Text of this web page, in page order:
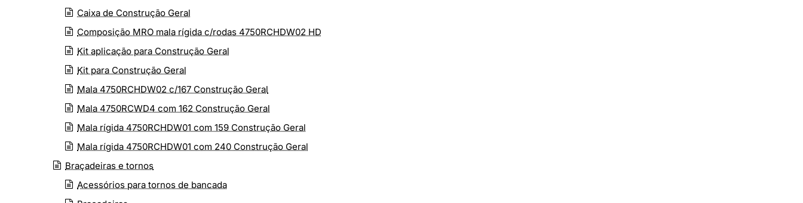
Caixa de Construção Geral
Composição MRO mala rígida c/rodas 4750RCHDW02 HD
Kit aplicação para Construção Geral
Kit para Construção Geral
Mala 4750RCHDW02 c/167 Construção Geral
Mala 4750RCWD4 com 162 Construção Geral
Mala rígida 4750RCHDW01 com 159 Construção Geral
Mala rígida 4750RCHDW01 com 240 Construção Geral
Braçadeiras e tornos
Acessórios para tornos de bancada